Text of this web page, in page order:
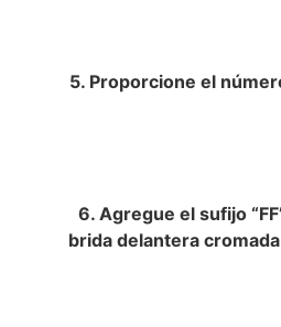
5. Proporcione el
6. Agregue el sufijo
brida delantera